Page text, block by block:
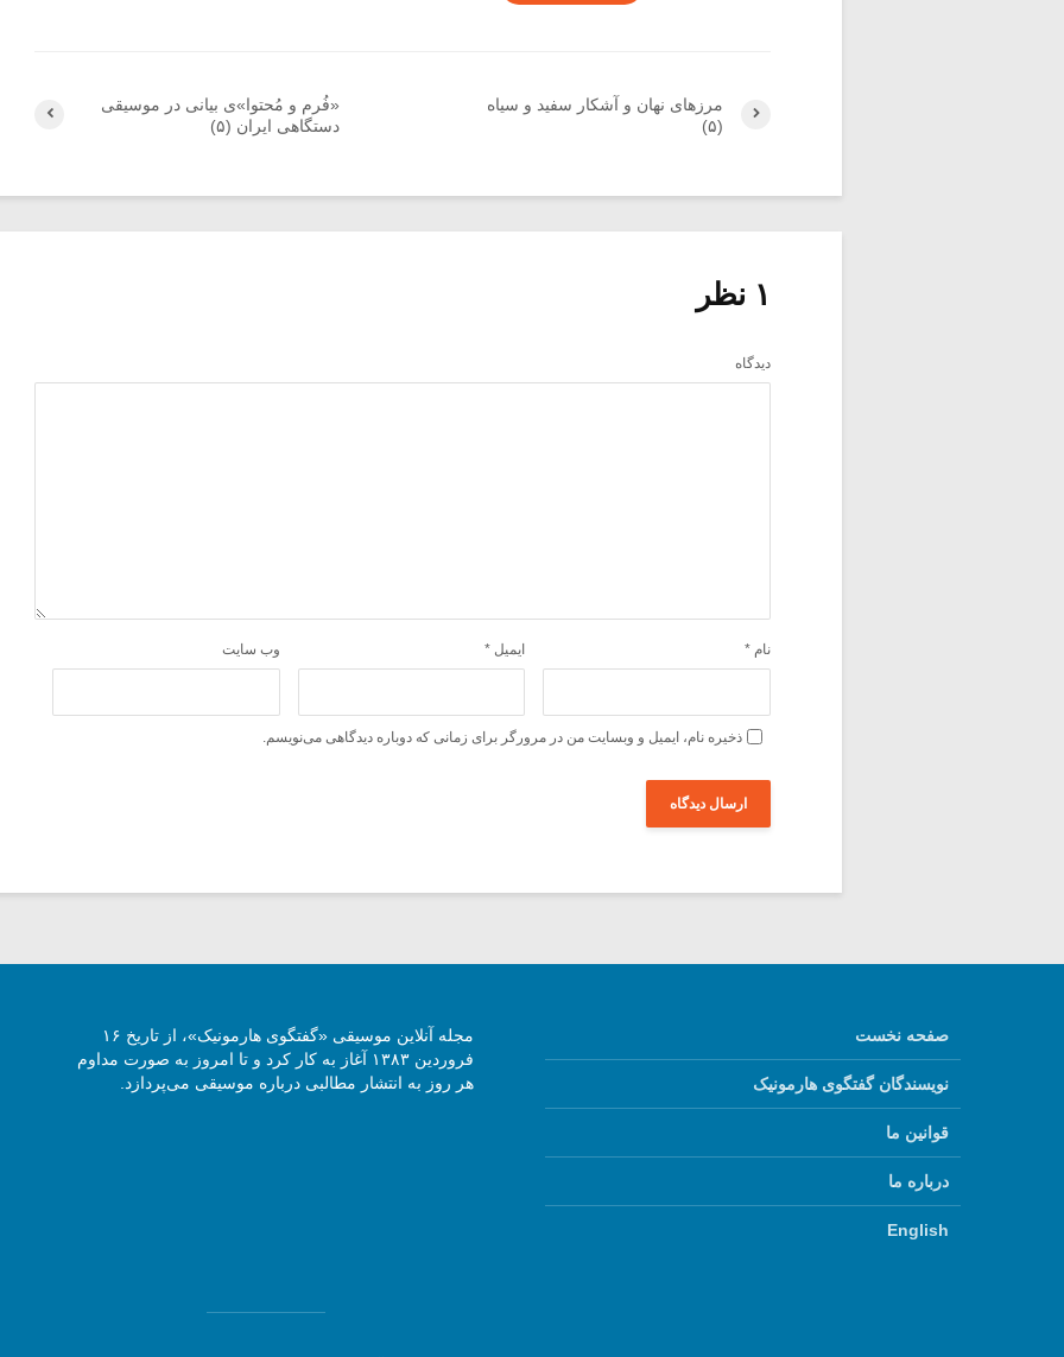
«فُرم و مُحتوا»ی بیانی در موسیقی
دستگاهی ایران (۵)
مرزهای نهان و آشکار سفید و سیاه
(۵)
۱ نظر
دیدگاه
نام * ایمیل * وب‌ سایت
ذخیره نام، ایمیل و وبسایت من در مرورگر برای زمانی که دوباره دیدگاهی می‌نویسم.
صفحه نخست
نویسندگان گفتگوی هارمونیک
قوانین ما
درباره ما
English
مجله آنلاین موسیقی «گفتگوی هارمونیک»، از تاریخ ۱۶
فروردین ۱۳۸۳ آغاز به کار کرد و تا امروز به صورت مداوم
هر روز به انتشار مطالبی درباره موسیقی می‌پردازد.